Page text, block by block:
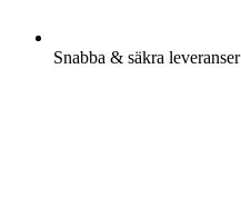
Snabba & säkra leveranser